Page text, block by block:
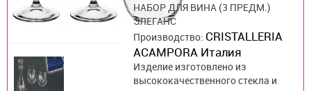
НАБОР ДЛЯ ВИНА (3 ПРЕДМ.)
ЭЛЕГАНС
Производство: CRISTALLERIA
ACAMPORA Италия
Изделие изготовлено из
высококачественного стекла и